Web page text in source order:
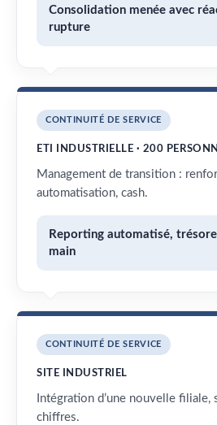
Consolidation menée avec
rupture
CONTINUITÉ DE SERVICE
ETI INDUSTRIELLE · 200
Management de transition :
automatisation, cash.
Reporting automatisé,
main
CONTINUITÉ DE SERVICE
SITE INDUSTRIEL
Intégration d’une nouvelle filiale,
chiffres.